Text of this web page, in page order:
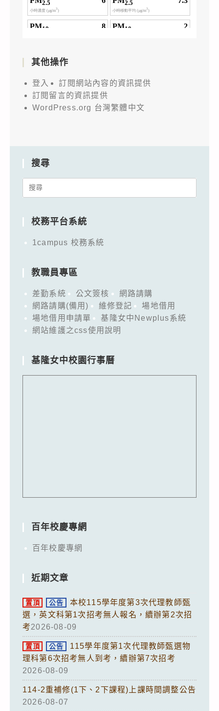
其他操作
登入
訂閱網站內容的資訊提供
訂閱留言的資訊提供
WordPress.org 台灣繁體中文
搜尋
Search
校務平台系統
1campus 校務系統
教職員專區
差勤系統 公文簽核
網路請購
網路請購(備用)
維修登記
場地借用
場地借用申請單
基隆女中Newplus系統
網站維護之css使用說明
基隆女中校園行事曆
百年校慶專網
百年校慶專網
近期文章
置頂 公告
本校115學年度第3次代理教師甄
選，英文科第1次招考無人報名，續辦第2次招
考2026-08-09
置頂 公告
115學年度第1次代理教師甄選物
理科第6次招考無人到考，續辦第7次招考
2026-08-09
114-2重補修(1下、2下課程)上課時間調整公告
2026-08-07